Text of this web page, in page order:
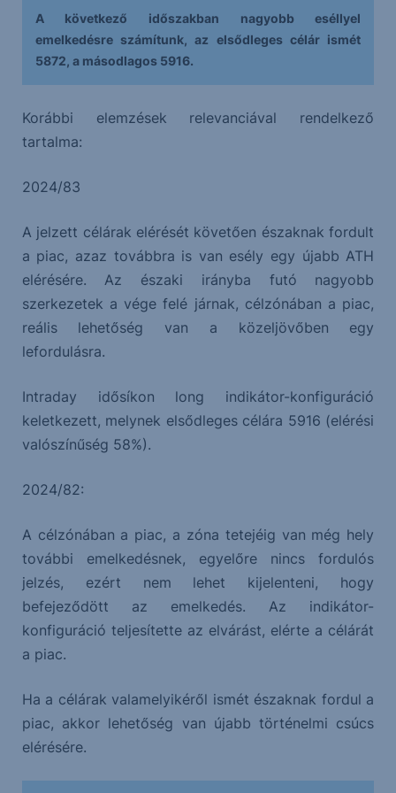
A következő időszakban nagyobb eséllyel
emelkedésre számítunk, az elsődleges célár ismét
5872, a másodlagos 5916.
Korábbi elemzések relevanciával rendelkező
tartalma:
2024/83
A jelzett célárak elérését követően északnak fordult
a piac, azaz továbbra is van esély egy újabb ATH
elérésére. Az északi irányba futó nagyobb
szerkezetek a vége felé járnak, célzónában a piac,
reális lehetőség van a közeljövőben egy
lefordulásra.
Intraday idősíkon long indikátor-konfiguráció
keletkezett, melynek elsődleges célára 5916 (elérési
valószínűség 58%).
2024/82:
A célzónában a piac, a zóna tetejéig van még hely
további emelkedésnek, egyelőre nincs fordulós
jelzés, ezért nem lehet kijelenteni, hogy
befejeződött az emelkedés. Az indikátor-
konfiguráció teljesítette az elvárást, elérte a célárát
a piac.
Ha a célárak valamelyikéről ismét északnak fordul a
piac, akkor lehetőség van újabb történelmi csúcs
elérésére.